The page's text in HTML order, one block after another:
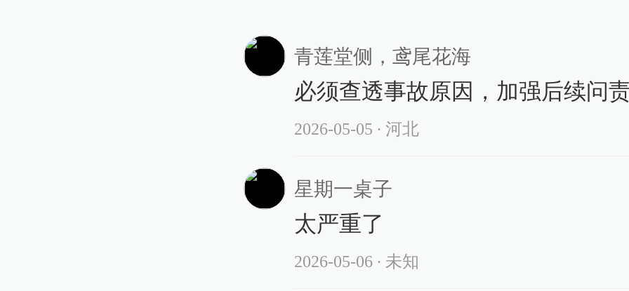
长沙市委市政府：对浏阳烟花厂爆
心、无比自责
查看详情
浏阳烟花厂爆炸事故发布会：全市所
爆竹生产企业全面停产整顿
查看详情
青莲堂侧，鸢尾花海
必须查透事故原因，加强后续问
2026-05-05 ∙ 河北
星期一桌子
太严重了
2026-05-06 ∙ 未知